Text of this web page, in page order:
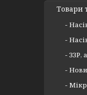
Товари
ЗЗР,